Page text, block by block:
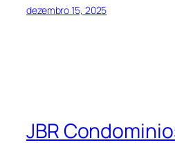
dezembro 15, 2025
JBR